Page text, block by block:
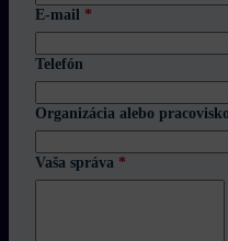
E-mail *
Telefón
Organizácia alebo
Vaša správa *